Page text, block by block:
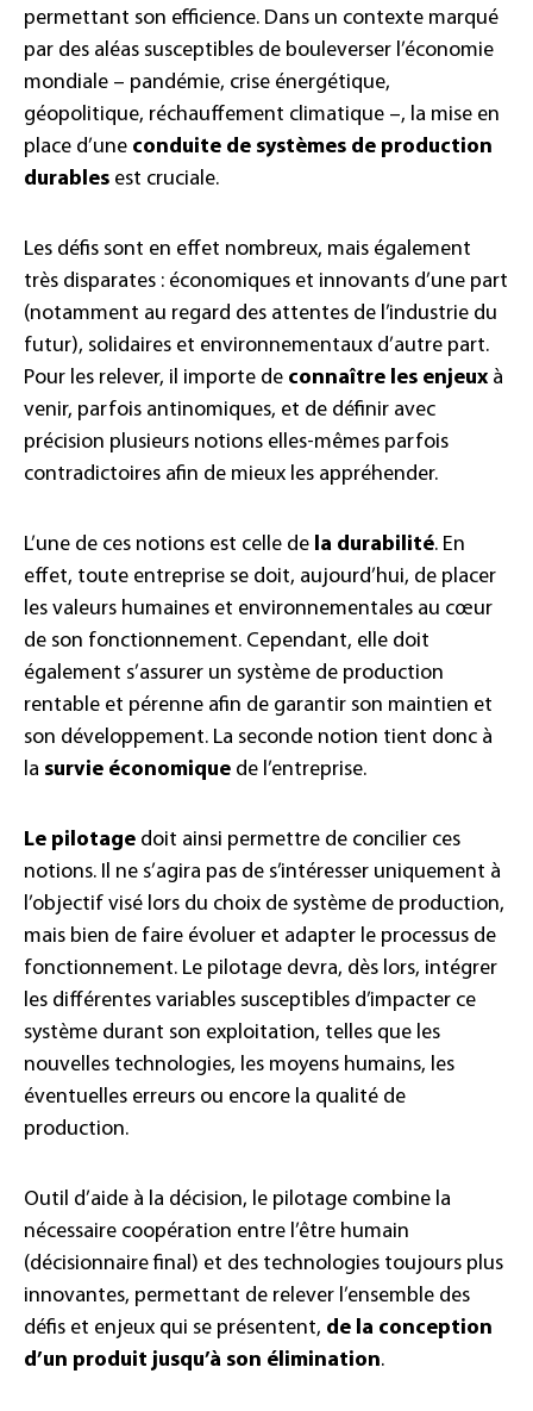
permettant son efficience. Dans un contexte marqué
par des aléas susceptibles de bouleverser l’économie
mondiale – pandémie, crise énergétique,
géopolitique, réchauffement climatique –, la mise en
place d’une conduite de systèmes de production
durables est cruciale.
Les défis sont en effet nombreux, mais également
très disparates : économiques et innovants d’une part
(notamment au regard des attentes de l’industrie du
futur), solidaires et environnementaux d’autre part.
Pour les relever, il importe de connaître les enjeux à
venir, parfois antinomiques, et de définir avec
précision plusieurs notions elles-mêmes parfois
contradictoires afin de mieux les appréhender.
L’une de ces notions est celle de la durabilité. En
effet, toute entreprise se doit, aujourd’hui, de placer
les valeurs humaines et environnementales au cœur
de son fonctionnement. Cependant, elle doit
également s’assurer un système de production
rentable et pérenne afin de garantir son maintien et
son développement. La seconde notion tient donc à
la survie économique de l’entreprise.
Le pilotage doit ainsi permettre de concilier ces
notions. Il ne s’agira pas de s’intéresser uniquement à
l’objectif visé lors du choix de système de production,
mais bien de faire évoluer et adapter le processus de
fonctionnement. Le pilotage devra, dès lors, intégrer
les différentes variables susceptibles d’impacter ce
système durant son exploitation, telles que les
nouvelles technologies, les moyens humains, les
éventuelles erreurs ou encore la qualité de
production.
Outil d’aide à la décision, le pilotage combine la
nécessaire coopération entre l’être humain
(décisionnaire final) et des technologies toujours plus
innovantes, permettant de relever l’ensemble des
défis et enjeux qui se présentent, de la conception
d’un produit jusqu’à son élimination.